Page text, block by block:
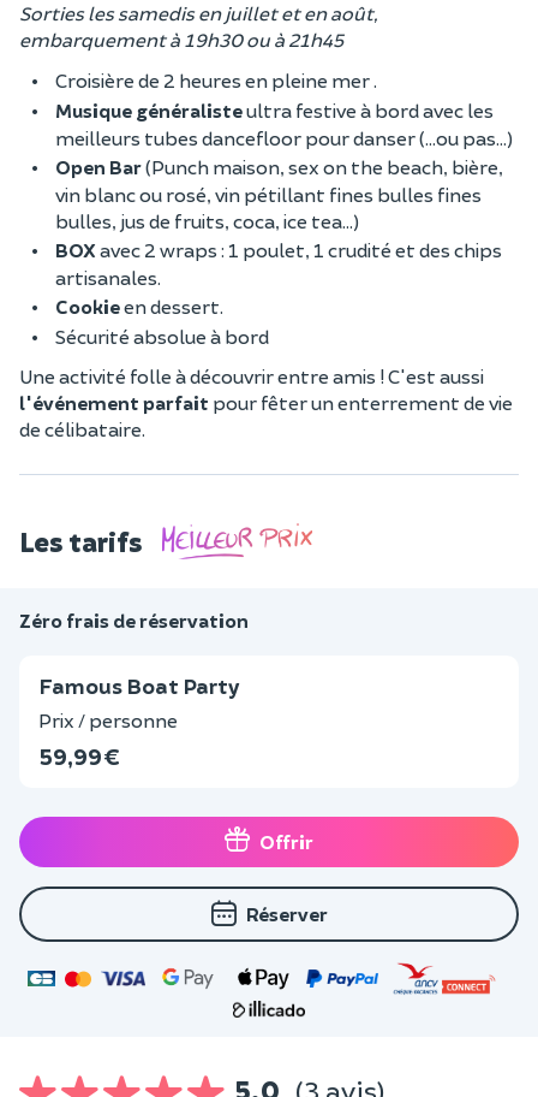
Sorties les samedis en juillet et en août,
embarquement à 19h30 ou à 21h45
Croisière de 2 heures en pleine mer .
Musique généralisteultra festive à bord avec les
meilleurs tubes dancefloor pour danser (...ou pas...)
Open Bar(Punch maison, sex on the beach, bière,
vin blanc ou rosé, vin pétillant fines bulles fines
bulles, jus de fruits, coca, ice tea...)
BOX avec 2 wraps : 1 poulet, 1 crudité et des chips
artisanales.
Cookieen dessert.
Sécurité absolue à bord
Une activité folle à découvrir entre amis ! C'est aussi
l'événement parfait pour fêter un enterrement de vie
de célibataire.
Les tarifs
Zéro frais de réservation
Famous Boat Party
Prix / personne
59,99 €
Offrir
Réserver
5,0 (3 avis)